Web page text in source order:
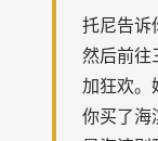
托尼告诉
然后前往
加狂欢。
你买了海